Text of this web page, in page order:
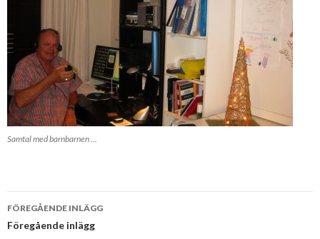
Samtal med barnbarnen …
Inläggsnavigering
FÖREGÅENDE INLÄGG
Föregående inlägg